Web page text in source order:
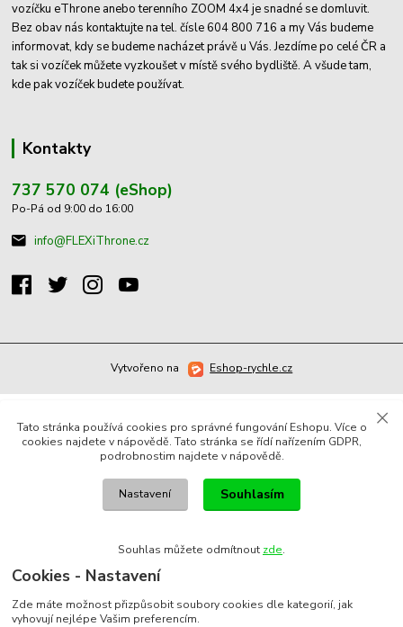
vozíčku eThrone anebo terenního ZOOM 4x4 je snadné se domluvit.
Bez obav nás kontaktujte na tel. čísle 604 800 716 a my Vás budeme
informovat, kdy se budeme nacházet právě u Vás. Jezdíme po celé ČR a
tak si vozíček můžete vyzkoušet v místě svého bydliště. A všude tam,
kde pak vozíček budete používat.
Kontakty
737 570 074 (eShop)
Po-Pá od 9:00 do 16:00
info@FLEXiThrone.cz
Vytvořeno na Eshop-rychle.cz
Tato stránka používá cookies pro správné fungování Eshopu. Více o
cookies najdete v nápovědě. Tato stránka se řídí nařízením GDPR,
podrobnostim najdete v nápovědě.
Nastavení Souhlasím
Souhlas můžete odmítnout zde.
Cookies - Nastavení
Zde máte možnost přizpůsobit soubory cookies dle kategorií, jak
vyhovují nejlépe Vašim preferencím.